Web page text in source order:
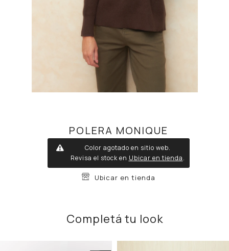
POLERA MONIQUE
Color agotado en sitio web.
Revisa el stock en Ubicar en tienda.
Ubicar en tienda
Completá tu look